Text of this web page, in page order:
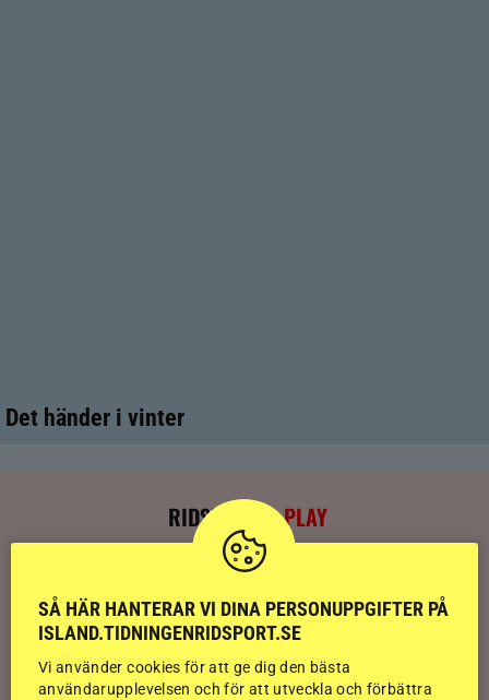
Det händer i vinter
RIDSPORT PLAY
Kolla klippet: Sju av nio stilpassmedaljer
Kolla klippet: Se ritten som gav guldläge
inför finalen
SÅ HÄR HANTERAR VI DINA PERSONUPPGIFTER PÅ
ISLAND.TIDNINGENRIDSPORT.SE
Vi använder cookies för att ge dig den bästa
användarupplevelsen och för att utveckla och förbättra